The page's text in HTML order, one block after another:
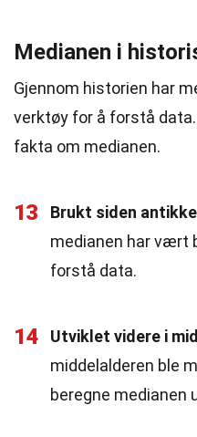
Medianen i
Gjennom historien har
verktøy for å forstå
fakta om medianen.
13 Brukt siden
medianen har vært
forstå data.
14 Utviklet videre i
middelalderen ble
beregne medianen